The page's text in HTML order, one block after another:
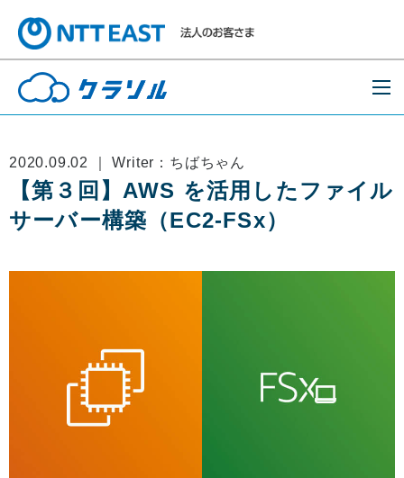
2020.09.02 ｜ Writer：ちばちゃん
【第３回】AWS を活用したファイル
サーバー構築（EC2-FSx）